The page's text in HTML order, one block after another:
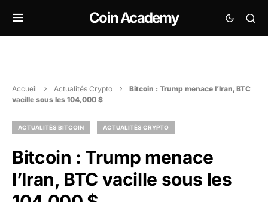
Coin Academy
Accueil Actualités Crypto
Bitcoin : Trump menace l’Iran, BTC
vacille sous les 104,000 $
ACTUALITÉS BITCOIN ACTUALITÉS CRYPTO
Bitcoin : Trump menace
l’Iran, BTC vacille sous les